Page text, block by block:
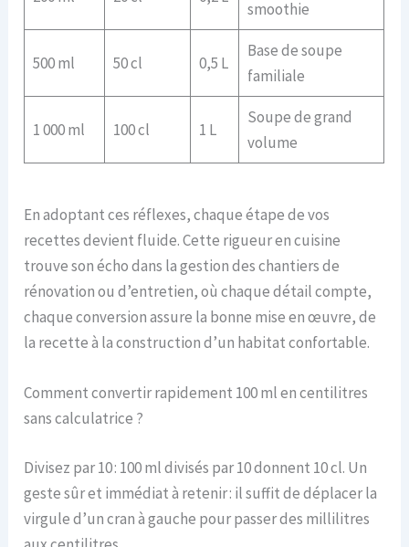
smoothie
500 ml 50 cl 0,5 L
Base de soupe
familiale
1 000 ml 100 cl 1 L
Soupe de grand
volume
En adoptant ces réflexes, chaque étape de vos
recettes devient fluide. Cette rigueur en cuisine
trouve son écho dans la gestion des chantiers de
rénovation ou d’entretien, où chaque détail compte,
chaque conversion assure la bonne mise en œuvre, de
la recette à la construction d’un habitat confortable.
Comment convertir rapidement 100 ml en centilitres
sans calculatrice ?
Divisez par 10 : 100 ml divisés par 10 donnent 10 cl. Un
geste sûr et immédiat à retenir : il suffit de déplacer la
virgule d’un cran à gauche pour passer des millilitres